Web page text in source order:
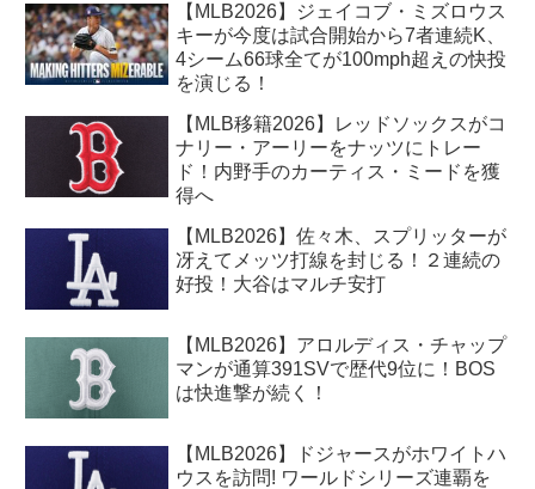
【MLB2026】ジェイコブ・ミズロウス
キーが今度は試合開始から7者連続K、
4シーム66球全てが100mph超えの快投
を演じる！
【MLB移籍2026】レッドソックスがコ
ナリー・アーリーをナッツにトレー
ド！内野手のカーティス・ミードを獲
得へ
【MLB2026】佐々木、スプリッターが
冴えてメッツ打線を封じる！２連続の
好投！大谷はマルチ安打
【MLB2026】アロルディス・チャップ
マンが通算391SVで歴代9位に！BOS
は快進撃が続く！
【MLB2026】ドジャースがホワイトハ
ウスを訪問! ワールドシリーズ連覇を